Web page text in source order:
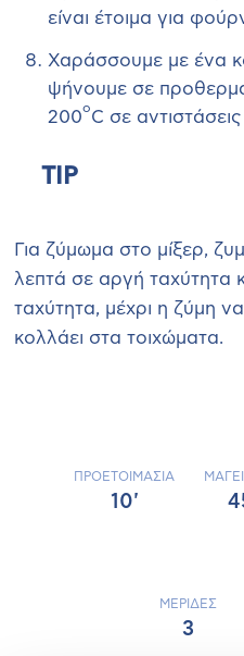
είναι έτοιμα για
Χαράσσουμε με ένα
ψήνουμε σε
200oC σε
TIP
Για ζύμωμα στο μίξερ,
λεπτά σε αργή ταχύτητα
ταχύτητα, μέχρι η ζύμη να
κολλάει στα τοιχώματα.
ΠΡΟΕΤΟΙΜΑΣΙΑ
10'
ΜΕΡΙΔΕΣ
3